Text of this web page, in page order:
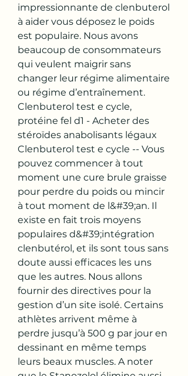
impressionnante de clenbuterol
à aider vous déposez le poids
est populaire. Nous avons
beaucoup de consommateurs
qui veulent maigrir sans
changer leur régime alimentaire
ou régime d’entraînement.
Clenbuterol test e cycle,
protéine fel d1 - Acheter des
stéroïdes anabolisants légaux
Clenbuterol test e cycle -- Vous
pouvez commencer à tout
moment une cure brule graisse
pour perdre du poids ou mincir
à tout moment de l&#39;an. Il
existe en fait trois moyens
populaires d&#39;intégration
clenbutérol, et ils sont tous sans
doute aussi efficaces les uns
que les autres. Nous allons
fournir des directives pour la
gestion d’un site isolé. Certains
athlètes arrivent même à
perdre jusqu’à 500 g par jour en
dessinant en même temps
leurs beaux muscles. A noter